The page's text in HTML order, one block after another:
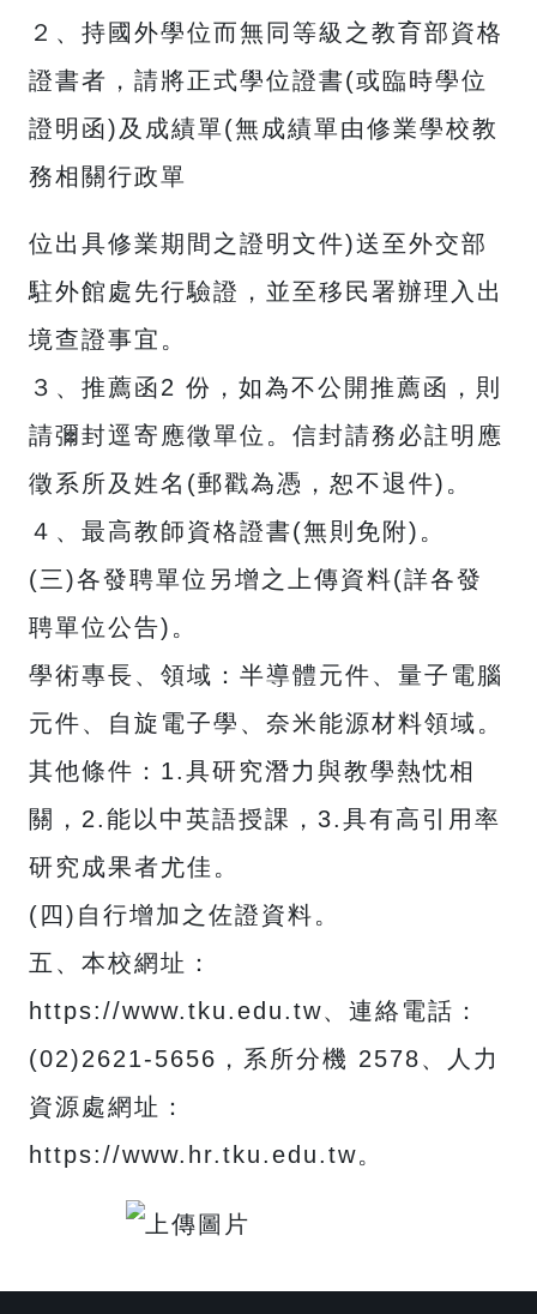
２、持國外學位而無同等級之教育部資格
證書者，請將正式學位證書(或臨時學位
證明函)及成績單(無成績單由修業學校教
務相關行政單
位出具修業期間之證明文件)送至外交部
駐外館處先行驗證，並至移民署辦理入出
境查證事宜。
３、推薦函2 份，如為不公開推薦函，則
請彌封逕寄應徵單位。信封請務必註明應
徵系所及姓名(郵戳為憑，恕不退件)。
４、最高教師資格證書(無則免附)。
(三)各發聘單位另增之上傳資料(詳各發
聘單位公告)。
學術專長、領域：半導體元件、量子電腦
元件、自旋電子學、奈米能源材料領域。
其他條件：1.具研究潛力與教學熱忱相
關，2.能以中英語授課，3.具有高引用率
研究成果者尤佳。
(四)自行增加之佐證資料。
五、本校網址：
https://www.tku.edu.tw、連絡電話：
(02)2621-5656，系所分機 2578、人力
資源處網址：
https://www.hr.tku.edu.tw。